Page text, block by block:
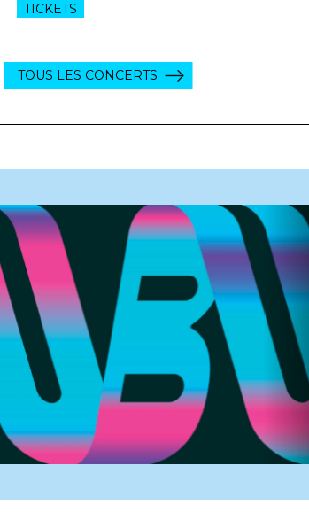
TICKETS
TOUS LES CONCERTS